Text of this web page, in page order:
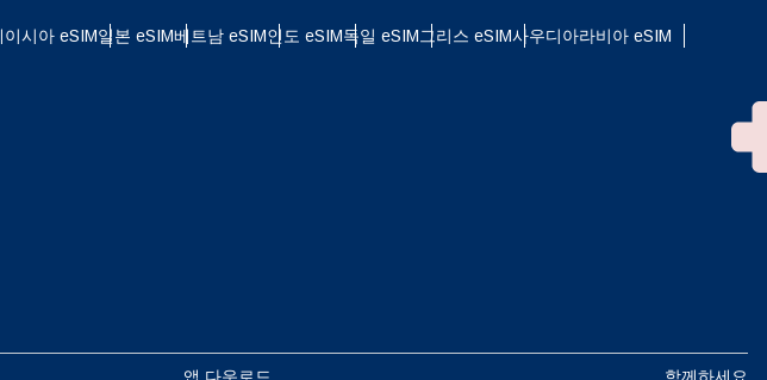
이시아 eSIM일본 eSIM베트남 eSIM인도 eSIM독일 eSIM그리스 eSIM사우디아라비아 eSIM